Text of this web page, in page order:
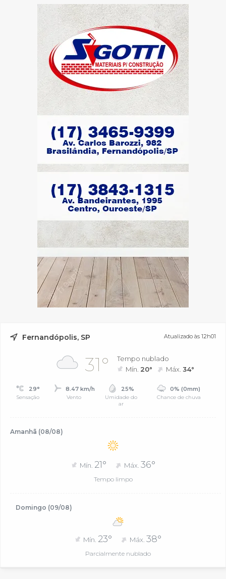
Fernandópolis, SP Atualizado às 12h01
31°
Tempo nublado
Mín. 20° Máx.34°
29°
Sensação
8.47 km/h
Vento
25%
Umidade do
ar
0% (0mm)
Chance de chuva
Amanhã (08/08)
Mín. 21° Máx. 36°
Tempo limpo
Domingo (09/08)
Mín. 23° Máx.38°
Parcialmente nublado